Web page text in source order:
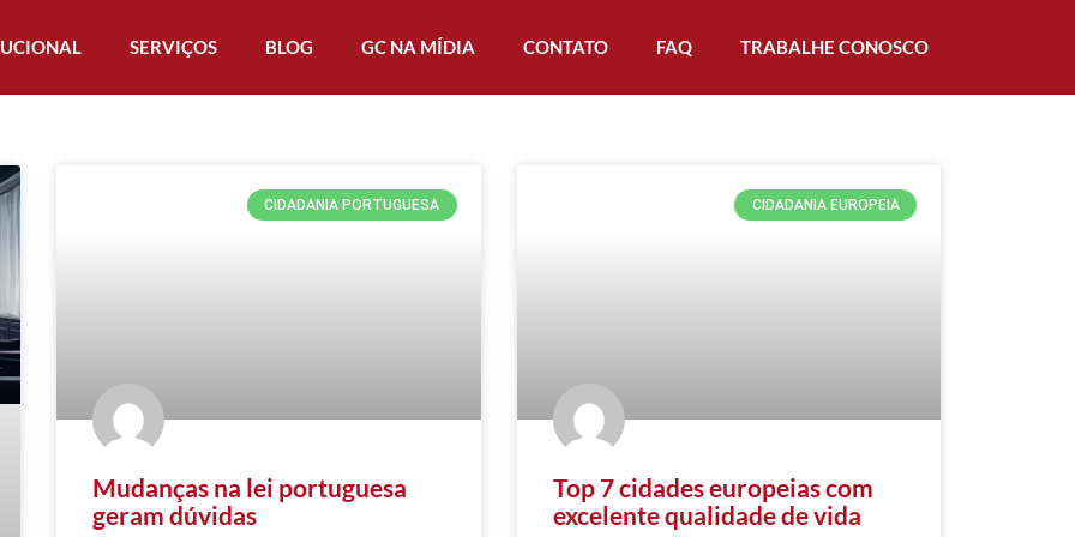
SERVIÇOS BLOG GC NA MÍDIA CONTATO FAQ TRABALHE CONOSCO
CIDADANIA PORTUGUESA
Mudanças na lei portuguesa
geram dúvidas
CIDADANIA EUROPEIA
Top 7 cidades europeias com
excelente qualidade de vida